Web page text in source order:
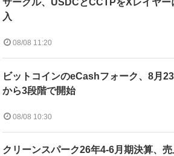
サークル、USDCとCCTPをXレイヤー
入
08/08 11:20
ビットコインのeCashフォーク、8月23
から3段階で開始
08/08 10:30
クリーンスパーク26年4-6月期決算、売